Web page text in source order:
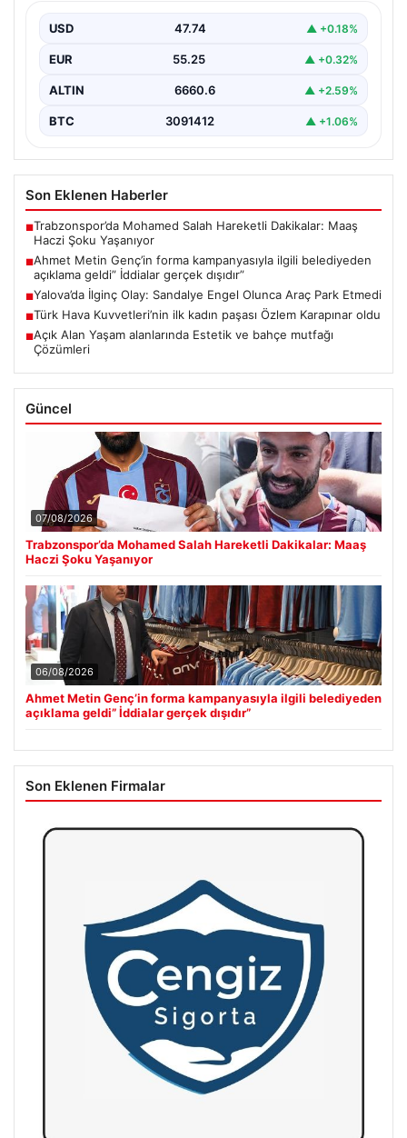
USD 47.74 ▲ +0.18%
EUR 55.25 ▲ +0.32%
ALTIN 6660.6 ▲ +2.59%
BTC 3091412 ▲ +1.06%
Son Eklenen Haberler
■Trabzonspor’da Mohamed Salah Hareketli Dakikalar: Maaş
Haczi Şoku Yaşanıyor
■Ahmet Metin Genç’in forma kampanyasıyla ilgili belediyeden
açıklama geldi” İddialar gerçek dışıdır”
■Yalova’da İlginç Olay: Sandalye Engel Olunca Araç Park Etmedi
■Türk Hava Kuvvetleri’nin ilk kadın paşası Özlem Karapınar oldu
■Açık Alan Yaşam alanlarında Estetik ve bahçe mutfağı
Çözümleri
Güncel
07/08/2026
Trabzonspor’da Mohamed Salah Hareketli Dakikalar: Maaş
Haczi Şoku Yaşanıyor
06/08/2026
Ahmet Metin Genç’in forma kampanyasıyla ilgili belediyeden
açıklama geldi” İddialar gerçek dışıdır”
Son Eklenen Firmalar